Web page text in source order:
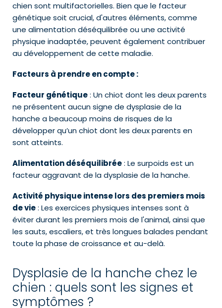
chien sont multifactorielles. Bien que le facteur
génétique soit crucial, d'autres éléments, comme
une alimentation déséquilibrée ou une activité
physique inadaptée, peuvent également contribuer
au développement de cette maladie.
Facteurs à prendre en compte :
Facteur génétique: Un chiot dont les deux parents
ne présentent aucun signe de dysplasie de la
hanche a beaucoup moins de risques de la
développer qu’un chiot dont les deux parents en
sont atteints.
Alimentation déséquilibrée: Le surpoids est un
facteur aggravant de la dysplasie de la hanche.
Activité physique intense lors des premiers mois
de vie: Les exercices physiques intenses sont à
éviter durant les premiers mois de l'animal, ainsi que
les sauts, escaliers, et très longues balades pendant
toute la phase de croissance et au-delà.
Dysplasie de la hanche chez le
chien : quels sont les signes et
symptômes ?